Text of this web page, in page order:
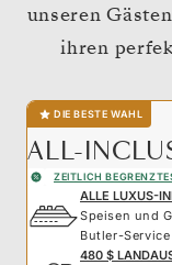
unseren
ihren
DIE BESTE WAHL
ALL-
ZEITLICH
ALLE LUXUS-
Speisen und
Butler-Service
480 $